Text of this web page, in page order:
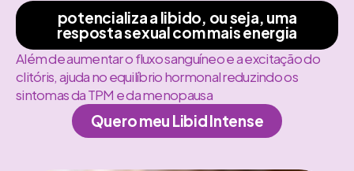
potencializa a libido, ou seja, uma
resposta sexual com mais energia
Além de aumentar o fluxo sanguíneo e a excitação do
clitóris, ajuda no equilíbrio hormonal reduzindo os
sintomas da TPM e da menopausa
Quero meu Libid Intense